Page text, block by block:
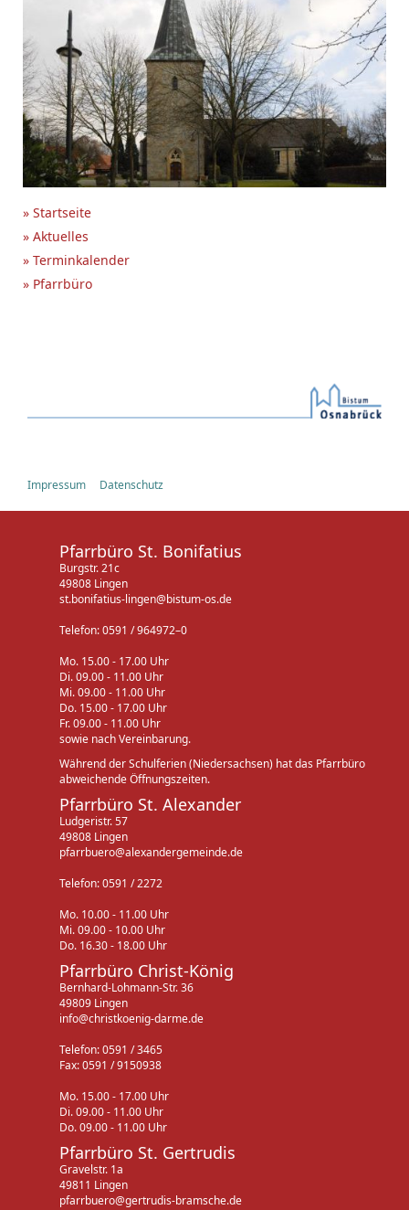
» Startseite
» Aktuelles
» Terminkalender
» Pfarrbüro
Impressum Datenschutz
Pfarrbüro St. Bonifatius
Burgstr. 21c
49808 Lingen
st.bonifatius-lingen@bistum-os.de
Telefon: 0591 / 964972–0
Mo. 15.00 - 17.00 Uhr
Di. 09.00 - 11.00 Uhr
Mi. 09.00 - 11.00 Uhr
Do. 15.00 - 17.00 Uhr
Fr. 09.00 - 11.00 Uhr
sowie nach Vereinbarung.
Während der Schulferien (Niedersachsen) hat das Pfarrbüro
abweichende Öffnungszeiten.
Pfarrbüro St. Alexander
Ludgeristr. 57
49808 Lingen
pfarrbuero@alexandergemeinde.de
Telefon: 0591 / 2272
Mo. 10.00 - 11.00 Uhr
Mi. 09.00 - 10.00 Uhr
Do. 16.30 - 18.00 Uhr
Pfarrbüro Christ-König
Bernhard-Lohmann-Str. 36
49809 Lingen
info@christkoenig-darme.de
Telefon: 0591 / 3465
Fax: 0591 / 9150938
Mo. 15.00 - 17.00 Uhr
Di. 09.00 - 11.00 Uhr
Do. 09.00 - 11.00 Uhr
Pfarrbüro St. Gertrudis
Gravelstr. 1a
49811 Lingen
pfarrbuero@gertrudis-bramsche.de